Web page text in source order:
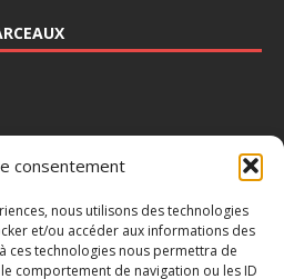
consentement
nous utilisons des technologies
et/ou accéder aux informations des
ces technologies nous permettra de
comportement de navigation ou les ID